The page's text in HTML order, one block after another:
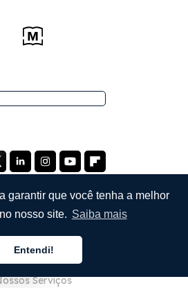
garantir que você tenha a melhor
nosso site. Saiba mais
Entendi!
Sobre Nós
Serviços